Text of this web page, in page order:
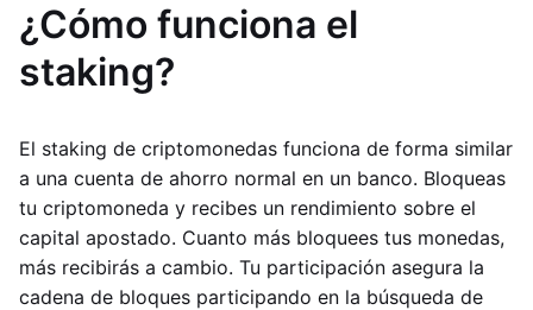
¿Cómo funciona el
staking?
El staking de criptomonedas funciona de forma similar
a una cuenta de ahorro normal en un banco. Bloqueas
tu criptomoneda y recibes un rendimiento sobre el
capital apostado. Cuanto más bloquees tus monedas,
más recibirás a cambio. Tu participación asegura la
cadena de bloques participando en la búsqueda de